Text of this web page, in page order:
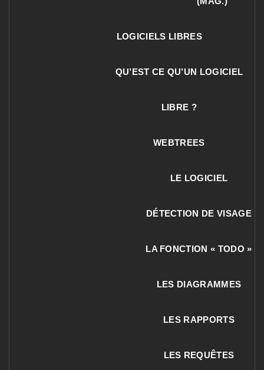
LOGICIELS LIBRES
QU’EST CE QU’UN LOGICIEL
LIBRE ?
WEBTREES
LE LOGICIEL
DÉTECTION DE VISAGE
LA FONCTION « TODO »
LES DIAGRAMMES
LES RAPPORTS
LES REQUÊTES